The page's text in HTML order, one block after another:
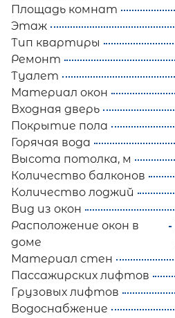
Площадь комнат
Этаж
Тип квартиры
Ремонт
Туалет
Материал окон
Входная дверь
Покрытие пола
Горячая вода
Высота потолка, м
Количество балконов
Количество лоджий
Вид из окон
Расположение окон в
доме
Материал стен
Пассажирских лифтов
Грузовых лифтов
Водоснабжение